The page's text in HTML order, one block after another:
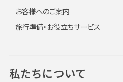
お客様へのご案内
旅行準備・お役立ちサービス
私たちについて